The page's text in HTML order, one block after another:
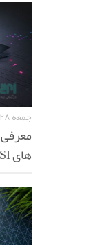
جمعه ۲۸ مهر ۰۲
های MSI